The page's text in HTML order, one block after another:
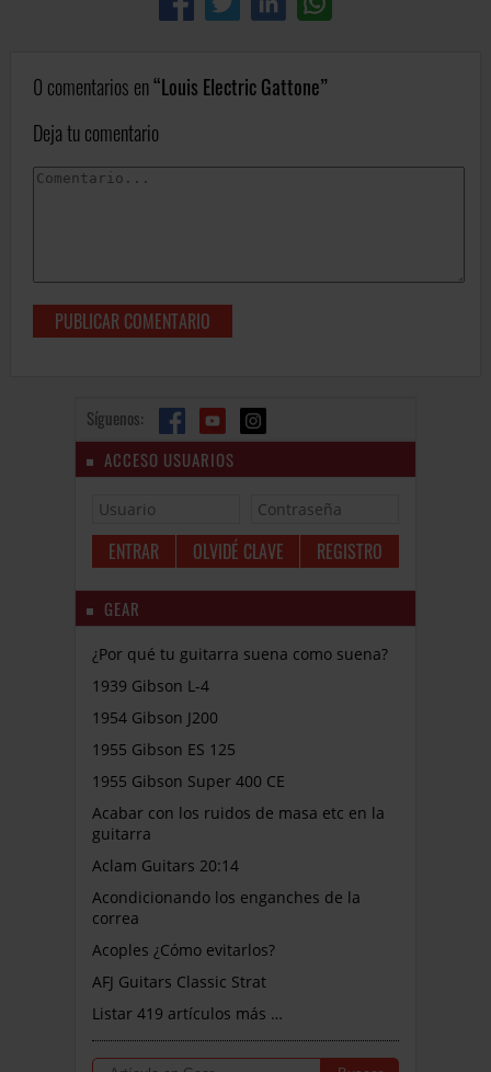
0 comentarios en Louis Electric Gattone
Deja tu comentario
Síguenos:
ACCESO USUARIOS
OLVIDÉ CLAVE REGISTRO
GEAR
¿Por qué tu guitarra suena como suena?
1939 Gibson L-4
1954 Gibson J200
1955 Gibson ES 125
1955 Gibson Super 400 CE
Acabar con los ruidos de masa etc en la
guitarra
Aclam Guitars 20:14
Acondicionando los enganches de la
correa
Acoples ¿Cómo evitarlos?
AFJ Guitars Classic Strat
Listar 419 artículos más …